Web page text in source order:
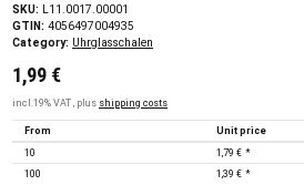
SKU: L11.0017.00001
GTIN: 4056497004935
Category: Uhrglasschalen
1,99 €
incl.19% VAT , plus shipping costs
From
Unit price
10
1,79 € *
100
1,39 € *